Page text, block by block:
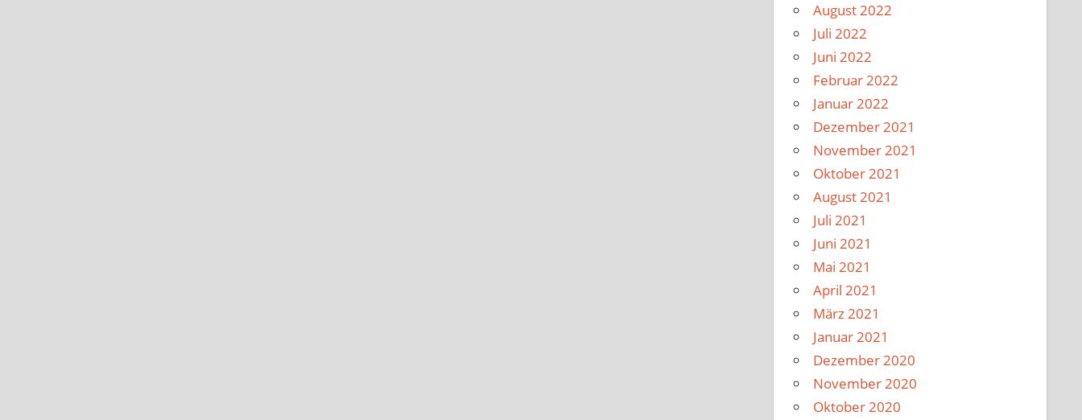
August 2022
Juli 2022
Juni 2022
Februar 2022
Januar 2022
Dezember 2021
November 2021
Oktober 2021
August 2021
Juli 2021
Juni 2021
Mai 2021
April 2021
März 2021
Januar 2021
Dezember 2020
November 2020
Oktober 2020